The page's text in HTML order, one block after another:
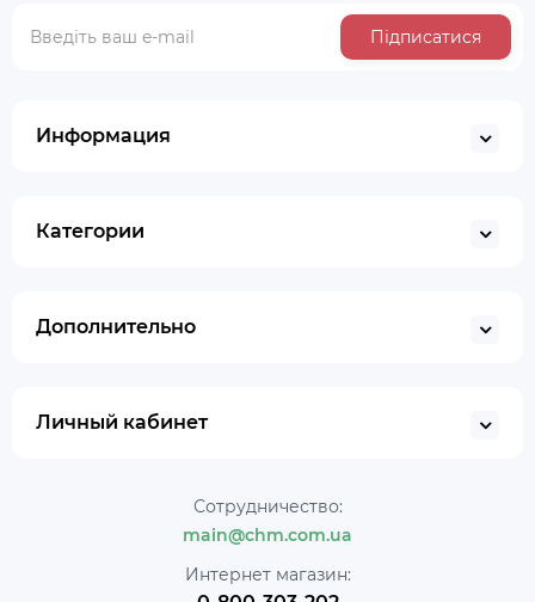
Підписатися
Информация
Категории
Дополнительно
Личный кабинет
Сотрудничество:
main@chm.com.ua
Интернет магазин: